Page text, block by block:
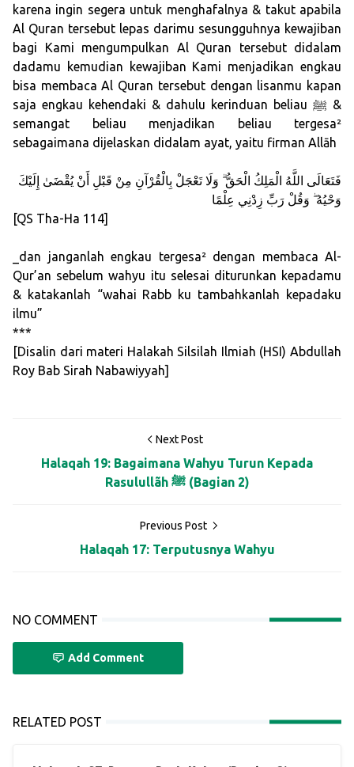
karena ingin segera untuk menghafalnya & takut apabila
Al Quran tersebut lepas darimu sesungguhnya kewajiban
bagi Kami mengumpulkan Al Quran tersebut didalam
dadamu kemudian kewajiban Kami menjadikan engkau
bisa membaca Al Quran tersebut dengan lisanmu kapan
saja engkau kehendaki & dahulu kerinduan beliau ﷺ &
semangat beliau menjadikan beliau tergesa²
sebagaimana dijelaskan didalam ayat, yaitu firman Allāh
فَتَعَالَى اللَّهُ الْمَلِكُ الْحَقُّ ۗ وَلَا تَعْجَلْ بِالْقُرْآنِ مِنْ قَبْلِ أَنْ يُقْضَىٰ إِلَيْكَ
وَحْيُهُ ۖ وَقُلْ رَبِّ زِدْنِي عِلْمًا
[QS Tha-Ha 114]
_dan janganlah engkau tergesa² dengan membaca Al-
Qur’an sebelum wahyu itu selesai diturunkan kepadamu
& katakanlah “wahai Rabb ku tambahkanlah kepadaku
ilmu”
***
[Disalin dari materi Halakah Silsilah Ilmiah (HSI) Abdullah
Roy Bab Sirah Nabawiyyah]
Next Post
Halaqah 19: Bagaimana Wahyu Turun Kepada
Rasulullãh ﷺ (Bagian 2)
Previous Post
Halaqah 17: Terputusnya Wahyu
NO COMMENT
Add Comment
RELATED POST